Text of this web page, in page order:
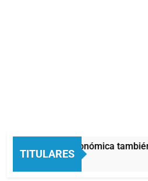
TITULARES
La crisis económica
1 Hora Atrás